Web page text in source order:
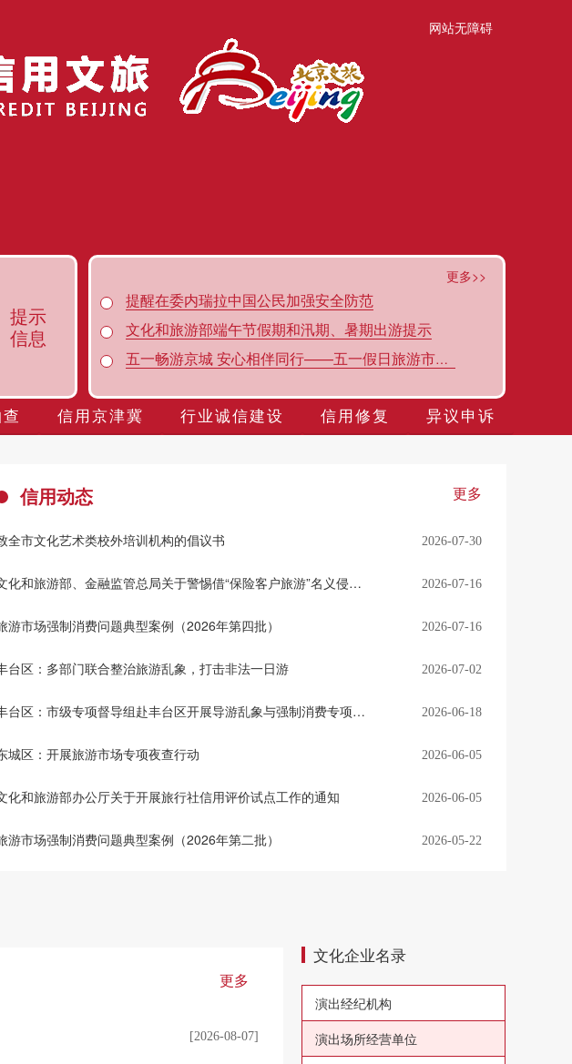
网站无障碍
提示
信息
更多>>
提醒在委内瑞拉中国公民加强安全防范
文化和旅游部端午节假期和汛期、暑期出游提示
五一畅游京城 安心相伴同行——五一假日旅游市场温馨提示
信用京津冀 行业诚信建设 信用修复 异议申诉
信用动态 更多
全市文化艺术类校外培训机构的倡议书 2026-07-30
文化和旅游部、金融监管总局关于警惕借“保险客户旅游”名义侵害消费者权益的风险提示 2026-07-16
游市场强制消费问题典型案例（2026年第四批） 2026-07-16
台区：多部门联合整治旅游乱象，打击非法一日游 2026-07-02
丰台区：市级专项督导组赴丰台区开展导游乱象与强制消费专项督导工作 2026-06-18
城区：开展旅游市场专项夜查行动 2026-06-05
化和旅游部办公厅关于开展旅行社信用评价试点工作的通知 2026-06-05
游市场强制消费问题典型案例（2026年第二批） 2026-05-22
更多
[2026-08-07]
文化企业名录
演出经纪机构
演出场所经营单位